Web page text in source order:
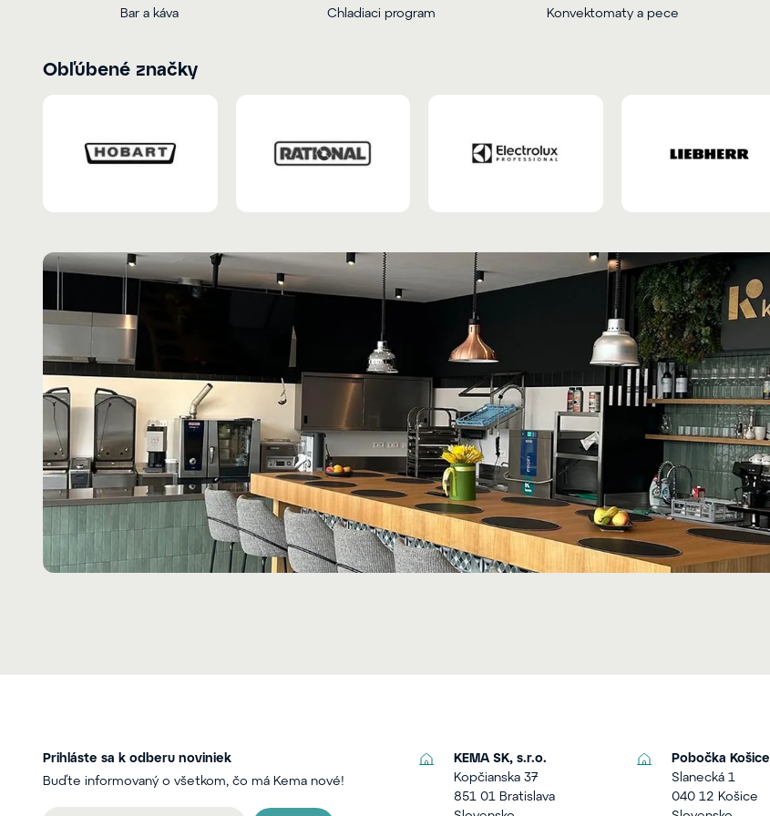
Bar a káva Chladiaci program Konvektomaty a pece
Obľúbené značky
Prihláste sa k odberu noviniek
Buďte informovaný o všetkom, čo má Kema nové!
KEMA SK, s.r.o.
Kopčianska 37
851 01 Bratislava
Pobočka Košice
Slanecká 1
040 12 Košice